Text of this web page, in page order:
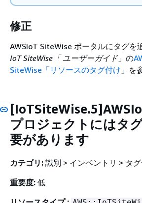
修正
AWSIoT SiteWise ポータルにタグを
IoT SiteWise「 ユーザーガイド」の
SiteWise「リソースのタグ付け 」を
プロジェクトにはタ
要があります
カテゴリ: 識別 > インベントリ > タ
重要度: 低